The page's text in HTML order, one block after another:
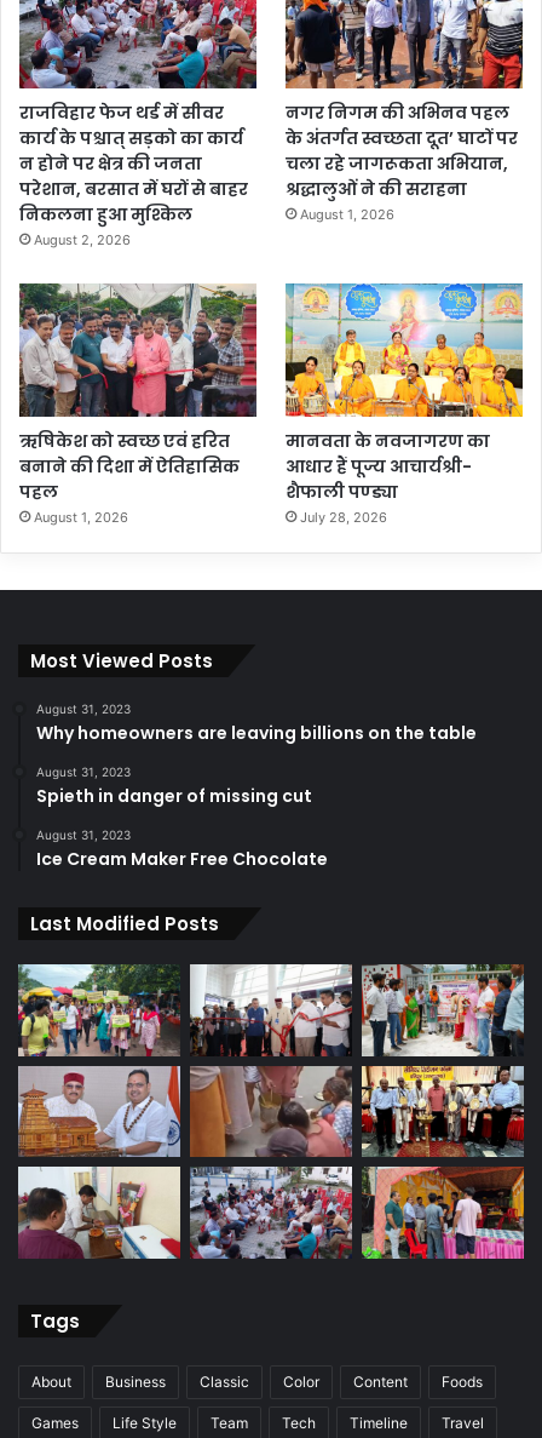
राजविहार फेज थर्ड में सीवर
कार्य के पश्चात् सड़को का कार्य
न होने पर क्षेत्र की जनता
परेशान, बरसात में घरों से बाहर
निकलना हुआ मुश्किल
August 2, 2026
नगर निगम की अभिनव पहल
के अंतर्गत स्वच्छता दूत’ घाटों पर
चला रहे जागरूकता अभियान,
श्रद्धालुओं ने की सराहना
August 1, 2026
ऋषिकेश को स्वच्छ एवं हरित
बनाने की दिशा में ऐतिहासिक
पहल
August 1, 2026
मानवता के नवजागरण का
आधार हैं पूज्य आचार्यश्री-
शैफाली पण्ड्या
July 28, 2026
Most Viewed Posts
August 31, 2023
Why homeowners are leaving billions on the table
August 31, 2023
Spieth in danger of missing cut
August 31, 2023
Ice Cream Maker Free Chocolate
Last Modified Posts
Tags
About Business Classic Color Content Foods
Games Life Style Team Tech Timeline Travel